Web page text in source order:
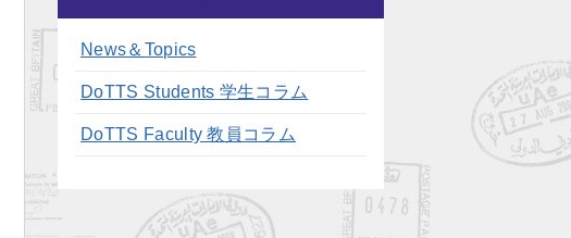
News＆Topics
DoTTS Students 学生コラム
DoTTS Faculty 教員コラム